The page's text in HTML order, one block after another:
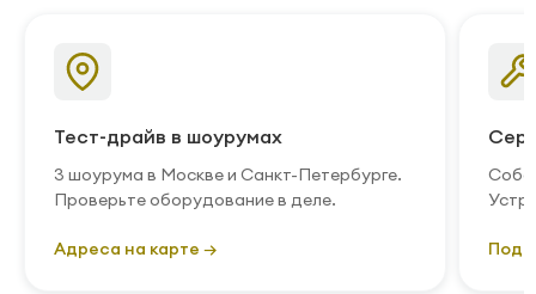
Тест-драйв в шоурумах
3 шоурума в Москве и Санкт-Петербурге.
Проверьте оборудование в деле.
Адреса на карте →